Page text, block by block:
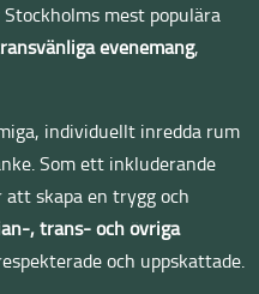
mest populära
evenemang,
individuellt inredda rum
Som ett inkluderande
skapa en trygg och
, trans- och övriga
och uppskattade.